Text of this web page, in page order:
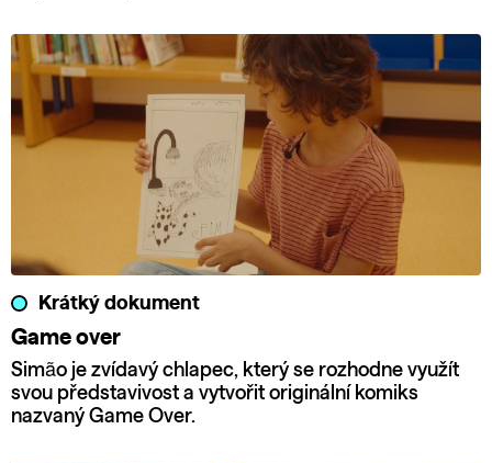
Krátký dokument
Game over
Simão je zvídavý chlapec, který se rozhodne využít
svou představivost a vytvořit originální komiks
nazvaný Game Over.